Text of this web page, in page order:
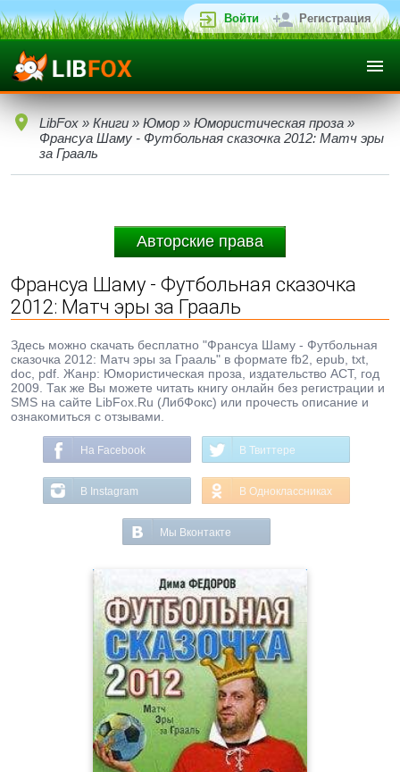
Войти Регистрация
LibFox » Книги » Юмор » Юмористическая проза »
Франсуа Шаму - Футбольная сказочка 2012: Матч эры
за Грааль
Авторские права
Франсуа Шаму - Футбольная сказочка
2012: Матч эры за Грааль
Здесь можно скачать бесплатно "Франсуа Шаму - Футбольная
сказочка 2012: Матч эры за Грааль" в формате fb2, epub, txt,
doc, pdf. Жанр: Юмористическая проза, издательство АСТ, год
2009. Так же Вы можете читать книгу онлайн без регистрации и
SMS на сайте LibFox.Ru (ЛибФокс) или прочесть описание и
ознакомиться с отзывами.
На Facebook В Твиттере
В Instagram В Одноклассниках
Мы Вконтакте